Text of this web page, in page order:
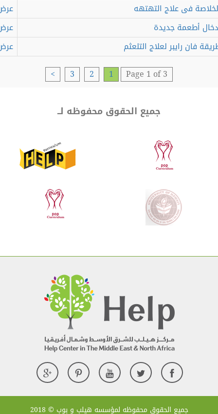
فى علاج التهتهه
عرض
أطعمة جديدة
عرض
فان رايبر لعلاج التلعثم
عرض
Page 1 of 3
جميع الحقوق محفوظه لــ
جميع الحقوق محفوظه لمؤسسه هيلب و بوب © 2018